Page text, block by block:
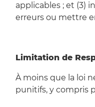
applicables ; et (3)
erreurs ou mettre
Limitation de
À moins que la loi
punitifs, y compris